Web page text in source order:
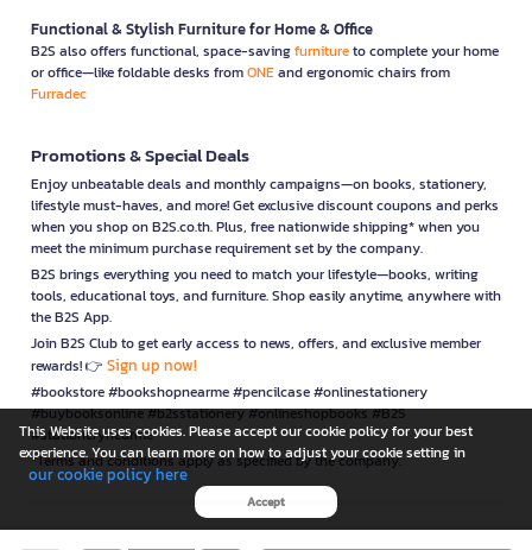
Functional & Stylish Furniture for Home & Office
B2S also offers functional, space-savingfurnitureto complete your home
or office—like foldable desks fromONEand ergonomic chairs from
Furradec
Promotions & Special Deals
Enjoy unbeatable deals and monthly campaigns—on books, stationery,
lifestyle must-haves, and more! Get exclusive discount coupons and perks
when you shop on B2S.co.th. Plus, free nationwide shipping* when you
meet the minimum purchase requirement set by the company.
B2S brings everything you need to match your lifestyle—books, writing
tools, educational toys, and furniture. Shop easily anytime, anywhere with
the B2S App.
Join B2S Club to get early access to news, offers, and exclusive member
rewards! 👉 Sign up now!
#bookstore #bookshopnearme #pencilcase #onlinestationery
#buybooksonline #b2sstationery #onlineshopbooks #B2S
#stationerynearme
*Terms and conditions apply as specified by the company.
This Website uses cookies. Please accept our cookie policy for your best
experience. You can learn more on how to adjust your cookie setting in
our cookie policy here
Accept